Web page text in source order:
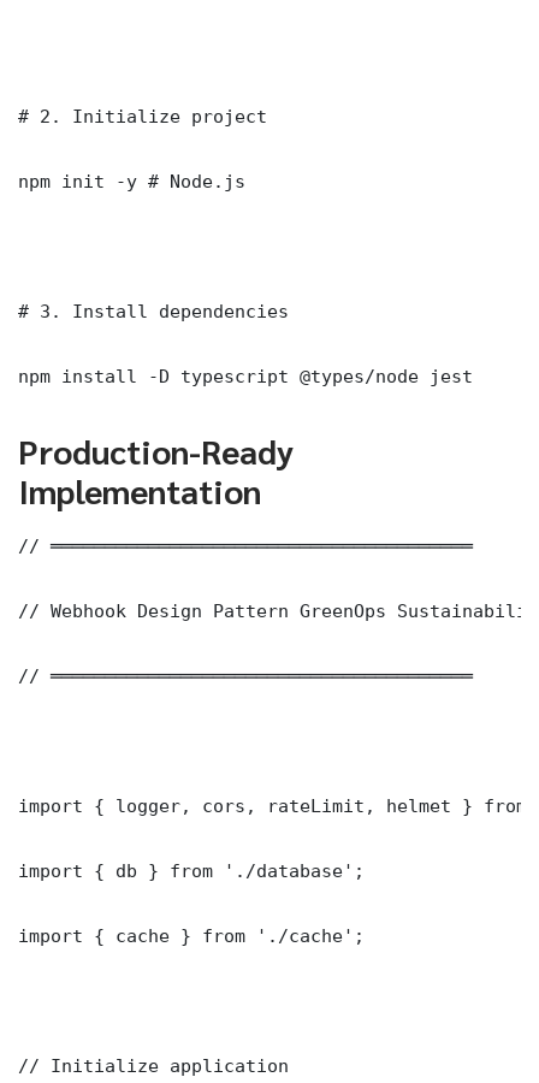
# 2. Initialize project
npm init -y # Node.js
# 3. Install dependencies
npm install -D typescript @types/node jest
Production-Ready
Implementation
// ═══════════════════════════════════════
// Webhook Design Pattern GreenOps
// ═══════════════════════════════════════
import { logger, cors, rateLimit, helmet } from
import { db } from './database';
import { cache } from './cache';
// Initialize application